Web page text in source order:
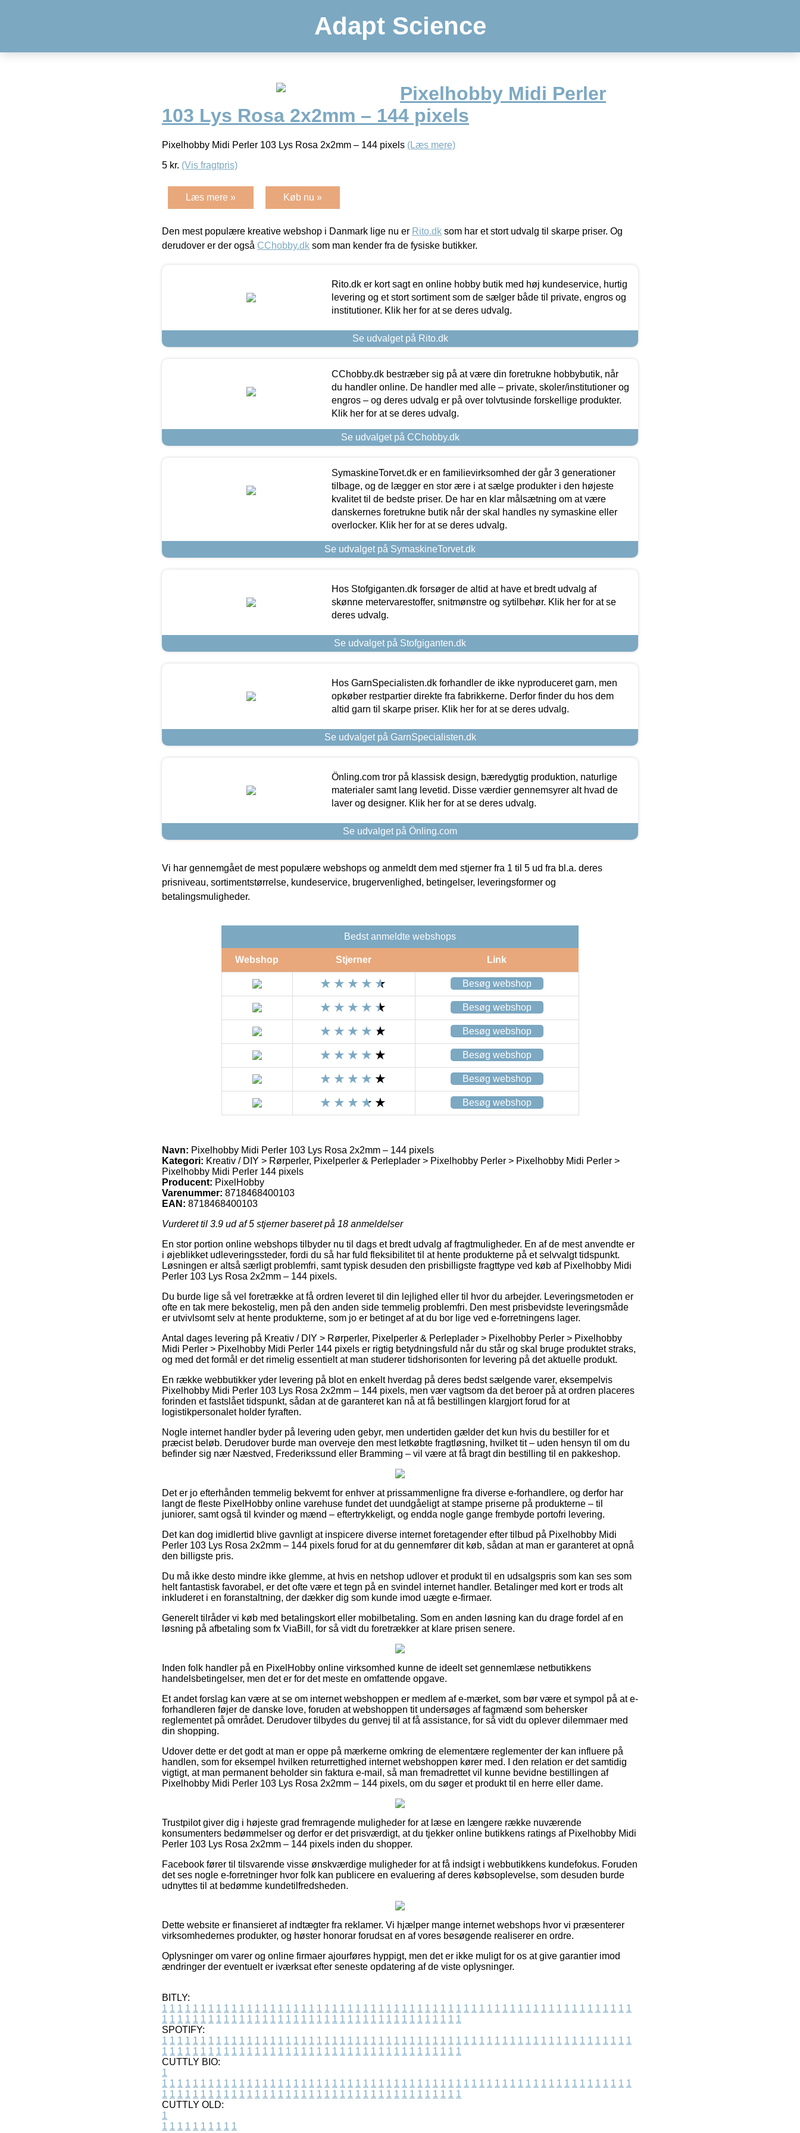
Adapt Science
Pixelhobby Midi Perler
103 Lys Rosa 2x2mm – 144 pixels
Pixelhobby Midi Perler 103 Lys Rosa 2x2mm – 144 pixels (Læs mere)
5 kr. (Vis fragtpris)
Læs mere » Køb nu »
Den mest populære kreative webshop i Danmark lige nu er Rito.dk som har et stort udvalg til skarpe priser. Og
derudover er der også CChobby.dk som man kender fra de fysiske butikker.
Rito.dk er kort sagt en online hobby butik med høj kundeservice, hurtig
levering og et stort sortiment som de sælger både til private, engros og
institutioner. Klik her for at se deres udvalg.
Se udvalget på Rito.dk
CChobby.dk bestræber sig på at være din foretrukne hobbybutik, når
du handler online. De handler med alle – private, skoler/institutioner og
engros – og deres udvalg er på over tolvtusinde forskellige produkter.
Klik her for at se deres udvalg.
Se udvalget på CChobby.dk
SymaskineTorvet.dk er en familievirksomhed der går 3 generationer
tilbage, og de lægger en stor ære i at sælge produkter i den højeste
kvalitet til de bedste priser. De har en klar målsætning om at være
danskernes foretrukne butik når der skal handles ny symaskine eller
overlocker. Klik her for at se deres udvalg.
Se udvalget på SymaskineTorvet.dk
Hos Stofgiganten.dk forsøger de altid at have et bredt udvalg af
skønne metervarestoffer, snitmønstre og sytilbehør. Klik her for at se
deres udvalg.
Se udvalget på Stofgiganten.dk
Hos GarnSpecialisten.dk forhandler de ikke nyproduceret garn, men
opkøber restpartier direkte fra fabrikkerne. Derfor finder du hos dem
altid garn til skarpe priser. Klik her for at se deres udvalg.
Se udvalget på GarnSpecialisten.dk
Önling.com tror på klassisk design, bæredygtig produktion, naturlige
materialer samt lang levetid. Disse værdier gennemsyrer alt hvad de
laver og designer. Klik her for at se deres udvalg.
Se udvalget på Önling.com
Vi har gennemgået de mest populære webshops og anmeldt dem med stjerner fra 1 til 5 ud fra bl.a. deres
prisniveau, sortimentstørrelse, kundeservice, brugervenlighed, betingelser, leveringsformer og
betalingsmuligheder.
Bedst anmeldte webshops
Webshop Stjerner Link
Besøg webshop
Besøg webshop
Besøg webshop
Besøg webshop
Besøg webshop
Besøg webshop
Navn: Pixelhobby Midi Perler 103 Lys Rosa 2x2mm – 144 pixels
Kategori: Kreativ / DIY > Rørperler, Pixelperler & Perleplader > Pixelhobby Perler > Pixelhobby Midi Perler >
Pixelhobby Midi Perler 144 pixels
Producent: PixelHobby
Varenummer: 8718468400103
EAN: 8718468400103
Vurderet til 3.9 ud af 5 stjerner baseret på 18 anmeldelser
En stor portion online webshops tilbyder nu til dags et bredt udvalg af fragtmuligheder. En af de mest anvendte er
i øjeblikket udleveringssteder, fordi du så har fuld fleksibilitet til at hente produkterne på et selvvalgt tidspunkt.
Løsningen er altså særligt problemfri, samt typisk desuden den prisbilligste fragttype ved køb af Pixelhobby Midi
Perler 103 Lys Rosa 2x2mm – 144 pixels.
Du burde lige så vel foretrække at få ordren leveret til din lejlighed eller til hvor du arbejder. Leveringsmetoden er
ofte en tak mere bekostelig, men på den anden side temmelig problemfri. Den mest prisbevidste leveringsmåde
er utvivlsomt selv at hente produkterne, som jo er betinget af at du bor lige ved e-forretningens lager.
Antal dages levering på Kreativ / DIY > Rørperler, Pixelperler & Perleplader > Pixelhobby Perler > Pixelhobby
Midi Perler > Pixelhobby Midi Perler 144 pixels er rigtig betydningsfuld når du står og skal bruge produktet straks,
og med det formål er det rimelig essentielt at man studerer tidshorisonten for levering på det aktuelle produkt.
En række webbutikker yder levering på blot en enkelt hverdag på deres bedst sælgende varer, eksempelvis
Pixelhobby Midi Perler 103 Lys Rosa 2x2mm – 144 pixels, men vær vagtsom da det beroer på at ordren placeres
forinden et fastslået tidspunkt, sådan at de garanteret kan nå at få bestillingen klargjort forud for at
logistikpersonalet holder fyraften.
Nogle internet handler byder på levering uden gebyr, men undertiden gælder det kun hvis du bestiller for et
præcist beløb. Derudover burde man overveje den mest letkøbte fragtløsning, hvilket tit – uden hensyn til om du
befinder sig nær Næstved, Frederikssund eller Bramming – vil være at få bragt din bestilling til en pakkeshop.
Det er jo efterhånden temmelig bekvemt for enhver at prissammenligne fra diverse e-forhandlere, og derfor har
langt de fleste PixelHobby online varehuse fundet det uundgåeligt at stampe priserne på produkterne – til
juniorer, samt også til kvinder og mænd – eftertrykkeligt, og endda nogle gange frembyde portofri levering.
Det kan dog imidlertid blive gavnligt at inspicere diverse internet foretagender efter tilbud på Pixelhobby Midi
Perler 103 Lys Rosa 2x2mm – 144 pixels forud for at du gennemfører dit køb, sådan at man er garanteret at opnå
den billigste pris.
Du må ikke desto mindre ikke glemme, at hvis en netshop udlover et produkt til en udsalgspris som kan ses som
helt fantastisk favorabel, er det ofte være et tegn på en svindel internet handler. Betalinger med kort er trods alt
inkluderet i en foranstaltning, der dækker dig som kunde imod uægte e-firmaer.
Generelt tilråder vi køb med betalingskort eller mobilbetaling. Som en anden løsning kan du drage fordel af en
løsning på afbetaling som fx ViaBill, for så vidt du foretrækker at klare prisen senere.
Inden folk handler på en PixelHobby online virksomhed kunne de ideelt set gennemlæse netbutikkens
handelsbetingelser, men det er for det meste en omfattende opgave.
Et andet forslag kan være at se om internet webshoppen er medlem af e-mærket, som bør være et sympol på at e-
forhandleren føjer de danske love, foruden at webshoppen tit undersøges af fagmænd som behersker
reglementet på området. Derudover tilbydes du genvej til at få assistance, for så vidt du oplever dilemmaer med
din shopping.
Udover dette er det godt at man er oppe på mærkerne omkring de elementære reglementer der kan influere på
handlen, som for eksempel hvilken returrettighed internet webshoppen kører med. I den relation er det samtidig
vigtigt, at man permanent beholder sin faktura e-mail, så man fremadrettet vil kunne bevidne bestillingen af
Pixelhobby Midi Perler 103 Lys Rosa 2x2mm – 144 pixels, om du søger et produkt til en herre eller dame.
Trustpilot giver dig i højeste grad fremragende muligheder for at læse en længere række nuværende
konsumenters bedømmelser og derfor er det prisværdigt, at du tjekker online butikkens ratings af Pixelhobby Midi
Perler 103 Lys Rosa 2x2mm – 144 pixels inden du shopper.
Facebook fører til tilsvarende visse ønskværdige muligheder for at få indsigt i webbutikkens kundefokus. Foruden
det ses nogle e-forretninger hvor folk kan publicere en evaluering af deres købsoplevelse, som desuden burde
udnyttes til at bedømme kundetilfredsheden.
Dette website er finansieret af indtægter fra reklamer. Vi hjælper mange internet webshops hvor vi præsenterer
virksomhedernes produkter, og høster honorar forudsat en af vores besøgende realiserer en ordre.
Oplysninger om varer og online firmaer ajourføres hyppigt, men det er ikke muligt for os at give garantier imod
ændringer der eventuelt er iværksat efter seneste opdatering af de viste oplysninger.
BITLY:
1 1 1 1 1 1 1 1 1 1 1 1 1 1 1 1 1 1 1 1 1 1 1 1 1 1 1 1 1 1 1 1 1 1 1 1 1 1 1 1 1 1 1 1 1 1 1 1 1 1 1 1 1 1 1 1 1 1 1 1 1
1 1 1 1 1 1 1 1 1 1 1 1 1 1 1 1 1 1 1 1 1 1 1 1 1 1 1 1 1 1 1 1 1 1 1 1 1 1 1
SPOTIFY:
1 1 1 1 1 1 1 1 1 1 1 1 1 1 1 1 1 1 1 1 1 1 1 1 1 1 1 1 1 1 1 1 1 1 1 1 1 1 1 1 1 1 1 1 1 1 1 1 1 1 1 1 1 1 1 1 1 1 1 1 1
1 1 1 1 1 1 1 1 1 1 1 1 1 1 1 1 1 1 1 1 1 1 1 1 1 1 1 1 1 1 1 1 1 1 1 1 1 1 1
CUTTLY BIO:
1
1 1 1 1 1 1 1 1 1 1 1 1 1 1 1 1 1 1 1 1 1 1 1 1 1 1 1 1 1 1 1 1 1 1 1 1 1 1 1 1 1 1 1 1 1 1 1 1 1 1 1 1 1 1 1 1 1 1 1 1 1
1 1 1 1 1 1 1 1 1 1 1 1 1 1 1 1 1 1 1 1 1 1 1 1 1 1 1 1 1 1 1 1 1 1 1 1 1 1 1
CUTTLY OLD:
1
1 1 1 1 1 1 1 1 1 1